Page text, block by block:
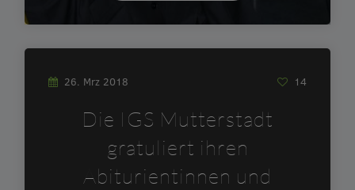
26. Mrz 2018 14
Die IGS Mutterstadt
gratuliert ihren
Abiturientinnen und